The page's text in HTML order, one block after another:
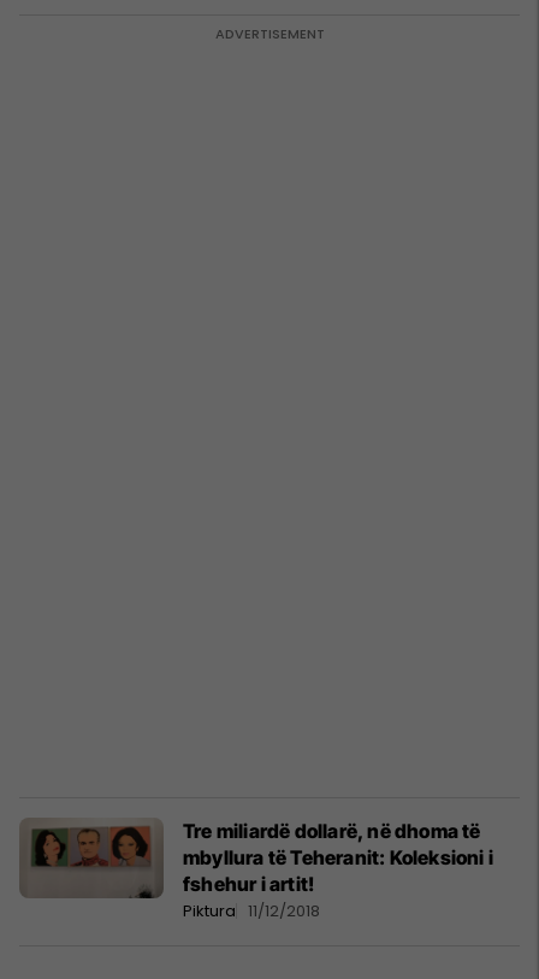
Tre miliardë dollarë, në dhoma të
mbyllura të Teheranit: Koleksioni i
fshehur i artit!
Piktura 11/12/2018